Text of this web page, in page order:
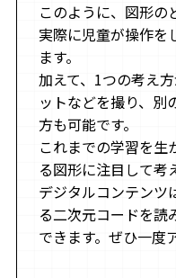
このように、図形の
実際に児童が操作を
ます。
加えて、1つの考え
ットなどを撮り、別
方も可能です。
これまでの学習を生
る図形に注目して考
デジタルコンテンツ
る二次元コードを読
できます。ぜひ一度